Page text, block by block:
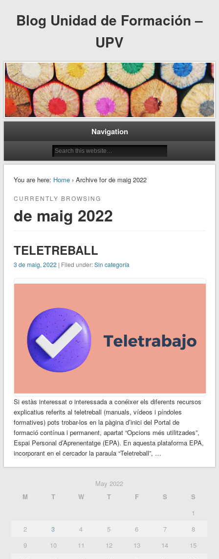
Blog Unidad de Formación –
UPV
Navigation
You are here: Home› Archive for de maig 2022
CURRENTLY BROWSING
de maig 2022
TELETREBALL
3 de maig, 2022 | Filed under:Sin categoría
Si estàs interessat o interessada a conéixer els diferents recursos
explicatius referits al teletreball (manuals, vídeos i píndoles
formatives) pots trobar-los en la pàgina d’inici del Portal de
formació contínua i permanent, apartat “Opcions més utilitzades”,
Espai Personal d’Aprenentatge (EPA). En aquesta plataforma EPA,
incorporant en el cercador la paraula “Teletreball”, …
May 2022
M
T W T F S
S
1
2
3 4 5 6 7
8
9
10 11 12 13 14
15